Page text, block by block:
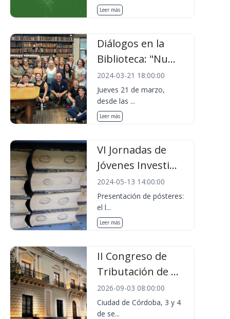
Leer más
Diálogos en la
Biblioteca: "Nu...
2024-03-21 18:00:00
Jueves 21 de marzo,
desde las ...
Leer más
VI Jornadas de
Jóvenes Investi...
2024-05-13 14:00:00
Presentación de pósteres:
el l...
Leer más
II Congreso de
Tributación de ...
2026-09-03 08:00:00
Ciudad de Córdoba, 3 y 4
de se...